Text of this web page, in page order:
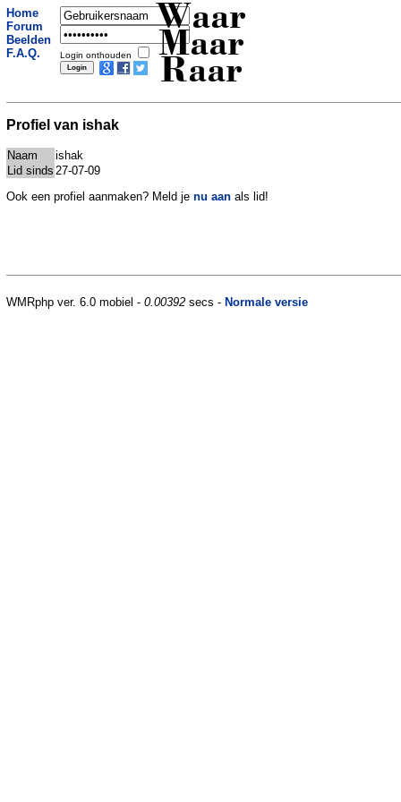
Home
Forum
Beelden
F.A.Q.
Login onthouden
Waar
Maar
Raar
Profiel van ishak
Naam
ishak
Lid sinds 27-07-09
Ook een profiel aanmaken? Meld je nu aan als lid!
WMRphp ver. 6.0 mobiel - 0.00392 secs - Normale versie